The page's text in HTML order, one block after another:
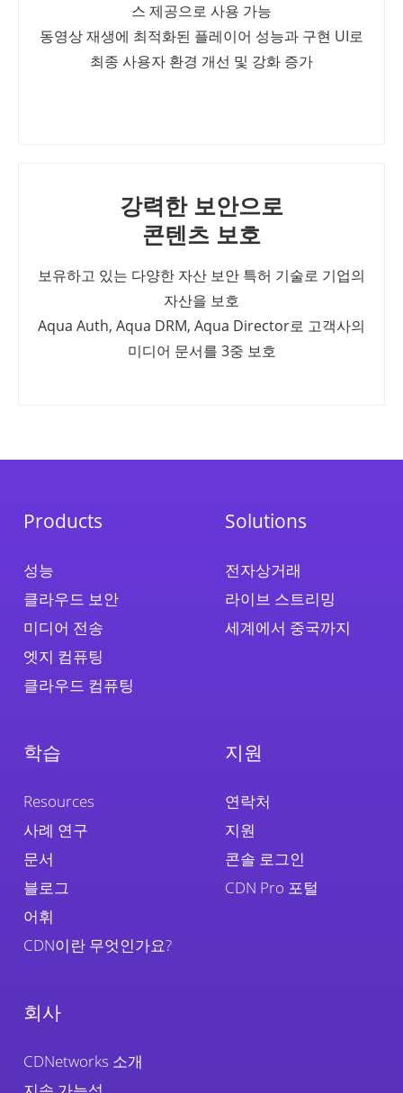
스 제공으로 사용 가능
동영상 재생에 최적화된 플레이어 성능과 구현 UI로
최종 사용자 환경 개선 및 강화 증가
강력한 보안으로
콘텐츠 보호
보유하고 있는 다양한 자산 보안 특허 기술로 기업의
자산을 보호
Aqua Auth, Aqua DRM, Aqua Director로 고객사의
미디어 문서를 3중 보호
Products
성능
클라우드 보안
미디어 전송
엣지 컴퓨팅
클라우드 컴퓨팅
Solutions
전자상거래
라이브 스트리밍
세계에서 중국까지
학습
Resources
사례 연구
문서
블로그
어휘
CDN이란 무엇인가요?
지원
연락처
지원
콘솔 로그인
CDN Pro 포털
회사
CDNetworks 소개